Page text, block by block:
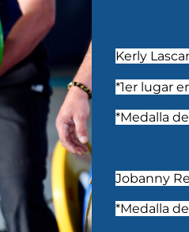
Kerly
*1er lugar
*Medalla
Jobanny
*Medalla